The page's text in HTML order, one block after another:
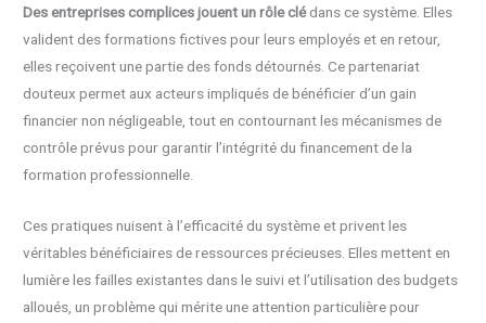
Des entreprises complices jouent un rôle clédans ce système. Elles
valident des formations fictives pour leurs employés et en retour,
elles reçoivent une partie des fonds détournés. Ce partenariat
douteux permet aux acteurs impliqués de bénéficier d’un gain
financier non négligeable, tout en contournant les mécanismes de
contrôle prévus pour garantir l’intégrité du financement de la
formation professionnelle.
Ces pratiques nuisent à l’efficacité du système et privent les
véritables bénéficiaires de ressources précieuses. Elles mettent en
lumière les failles existantes dans le suivi et l’utilisation des budgets
alloués, un problème qui mérite une attention particulière pour